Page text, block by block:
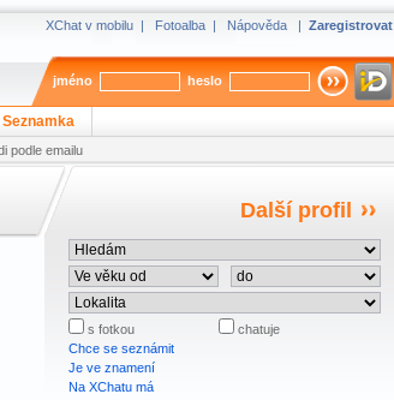
XChat v mobilu | Fotoalba | Nápověda | Zaregistrovat
jméno heslo
Seznamka
podle emailu
Další profil
s fotkou
chatuje
Chce se seznámit
Je ve znamení
Na XChatu má